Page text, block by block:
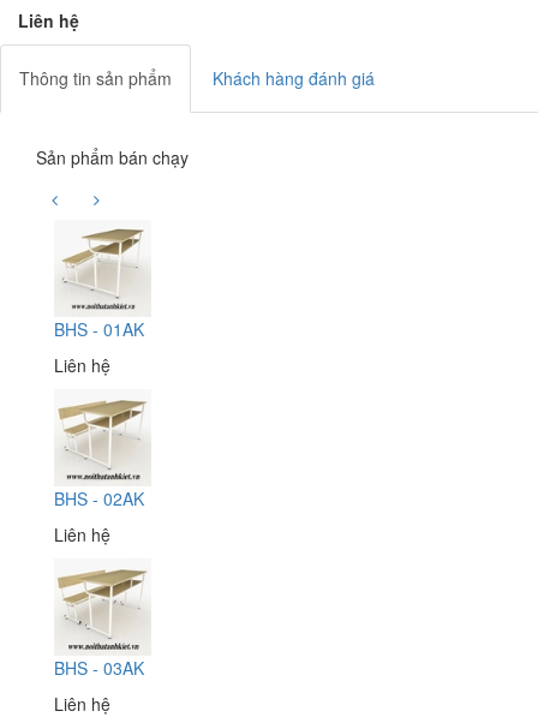
Liên hệ
Thông tin sản phẩm Khách hàng đánh giá
Sản phẩm bán chạy
BHS - 01AK
Liên hệ
BHS - 02AK
Liên hệ
BHS - 03AK
Liên hệ